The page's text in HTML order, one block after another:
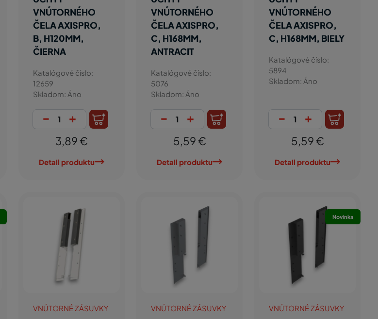
VNÚTORNÉHO
ČELA AXISPRO,
B, H120MM,
ČIERNA
Katalógové číslo:
12659
Skladom: Áno
- +
3,89 €
Detail produktu
VNÚTORNÉHO
ČELA AXISPRO,
C, H168MM,
ANTRACIT
Katalógové číslo:
5076
Skladom: Áno
- +
5,59 €
Detail produktu
VNÚTORNÉHO
ČELA AXISPRO,
C, H168MM, BIELY
Katalógové číslo:
5894
Skladom: Áno
- +
5,59 €
Detail produktu
VNÚTORNÉ ZÁSUVKY VNÚTORNÉ ZÁSUVKY
Novinka
VNÚTORNÉ ZÁSUVKY